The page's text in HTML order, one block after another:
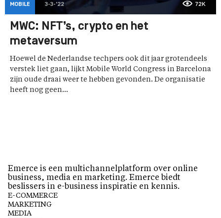
MOBILE 3-3-'22 72K
MWC: NFT’s, crypto en het
metaversum
Hoewel de Nederlandse techpers ook dit jaar grotendeels
verstek liet gaan, lijkt Mobile World Congress in Barcelona
zijn oude draai weer te hebben gevonden. De organisatie
heeft nog geen...
Emerce is een multichannelplatform over online
business, media en marketing. Emerce biedt
beslissers in e-business inspiratie en kennis.
E-COMMERCE
MARKETING
MEDIA